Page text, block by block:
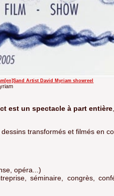
Artist David Myriam showreel
est un spectacle à part entière
transformés et filmés en
opéra...)
séminaire, congrès,